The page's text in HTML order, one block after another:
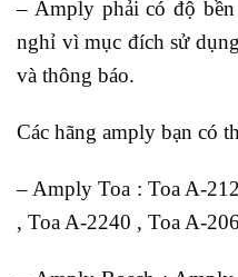
– Amply phải có độ
nghỉ vì mục đích sử
và thông báo.
Các hãng amply bạn có
– Amply Toa : Toa A-
, Toa A-2240 , Toa A-